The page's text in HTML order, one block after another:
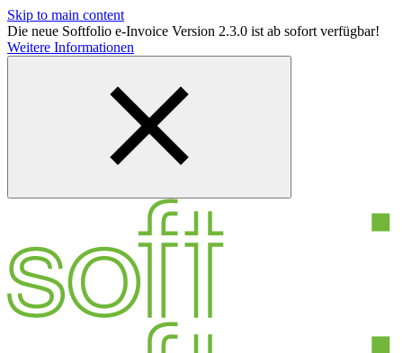
Skip to main content
Die neue Softfolio e-Invoice Version 2.3.0 ist ab sofort verfügbar!
Weitere Informationen